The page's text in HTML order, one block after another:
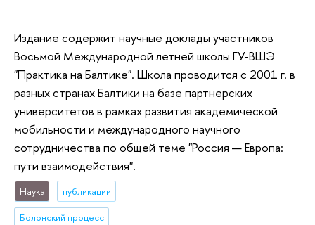
Издание содержит научные доклады участников
Восьмой Международной летней школы ГУ-ВШЭ
"Практика на Балтике". Школа проводится с 2001 г. в
разных странах Балтики на базе партнерских
университетов в рамках развития академической
мобильности и международного научного
сотрудничества по общей теме "Россия — Европа:
пути взаимодействия".
Наука публикации
Болонский процесс